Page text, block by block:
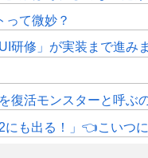
って微妙？
修」が実装まで進み
復活モンスターと呼ぶ
も出る！」👈こいつ